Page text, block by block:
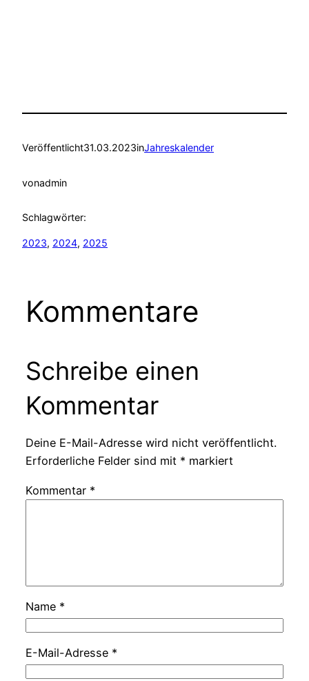
Veröffentlicht31.03.2023inJahreskalender
vonadmin
Schlagwörter:
2023, 2024, 2025
Kommentare
Schreibe einen
Kommentar
Deine E-Mail-Adresse wird nicht veröffentlicht.
Erforderliche Felder sind mit * markiert
Kommentar *
Name *
E-Mail-Adresse *